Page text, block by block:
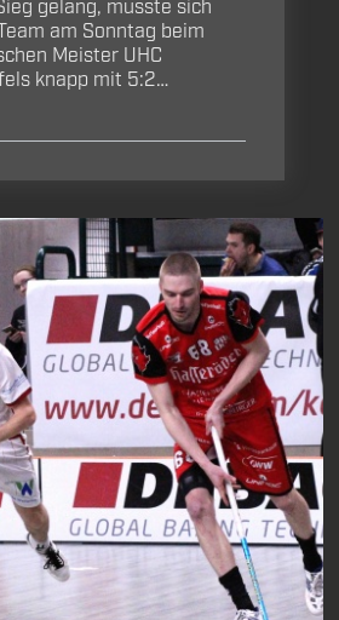
gelang, musste sich
am Sonntag beim
Meister UHC
knapp mit 5:2…